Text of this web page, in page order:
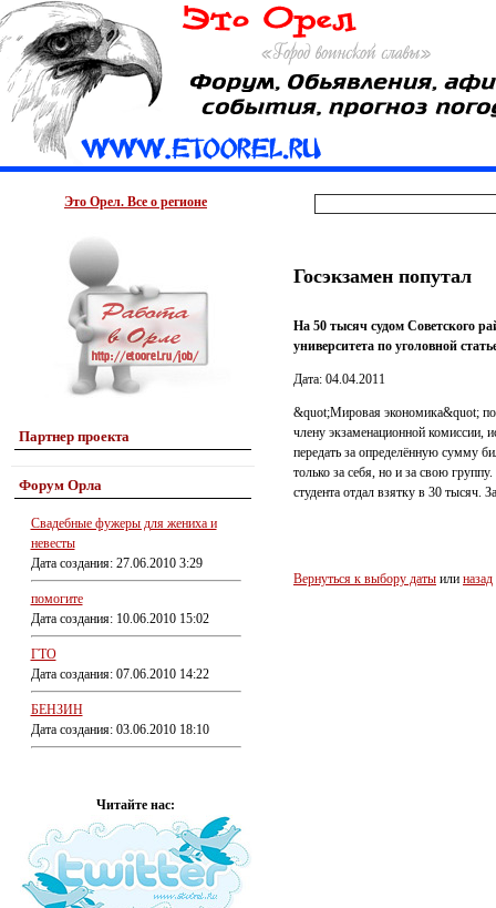
Это Орел. Все о регионе
Партнер проекта
Форум Орла
Свадебные фужеры для жениха и
невесты
Дата создания: 27.06.2010 3:29
помогите
Дата создания: 10.06.2010 15:02
ГТО
Дата создания: 07.06.2010 14:22
БЕНЗИН
Дата создания: 03.06.2010 18:10
Читайте нас:
Госэкзамен попутал
На 50 тысяч судом Советского
университета по уголовной
Дата: 04.04.2011
&quot;Мировая экономика&quot;
члену экзаменационной комиссии,
передать за определённую сумму
только за себя, но и за свою
студента отдал взятку в 30 тысяч.
Вернуться к выбору даты или назад